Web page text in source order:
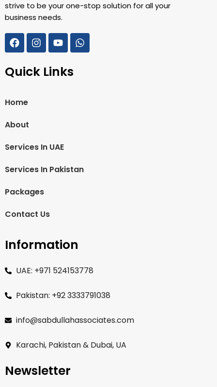
strive to be your one-stop solution for all your
business needs.
Quick Links
Home
About
Services In UAE
Services In Pakistan
Packages
Contact Us
Information
UAE: +971 524153778
Pakistan: +92 3333791038
info@sabdullahassociates.com
Karachi, Pakistan & Dubai, UA
Newsletter